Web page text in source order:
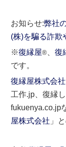
お知らせ:弊社
(株)を騙る詐欺
※復縁屋® 、復
です。
復縁屋株式会社
工作.jp、復縁
fukuenya.co.jp
屋株式会社 」